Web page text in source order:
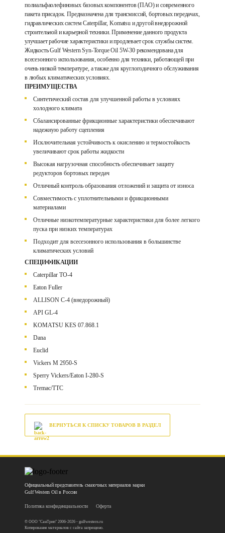
полиальфаолефиновых базовых компонентов (ПАО) и современного
пакета присадок. Предназначена для трансмиссий, бортовых передачах,
гидравлических систем Caterpillar, Komatsu и другой внедорожной
строительной и карьерной техники. Применение данного продукта
улучшает рабочие характеристики и продлевает срок службы систем.
Жидкость Gulf Western Syn-Torque Oil 5W-30 рекомендована для
всесезонного использования, особенно для техники, работающей при
очень низкой температуре, а также для круглогодичного обслуживания
в любых климатических условиях.
ПРЕИМУЩЕСТВА
Синтетический состав для улучшенной работы в условиях
холодного климата
Сбалансированные фрикционные характеристики обеспечивают
надежную работу сцепления
Исключительная устойчивость к окислению и термостойкость
увеличивают срок работы жидкости
Высокая нагрузочная способность обеспечивает защиту
редукторов бортовых передач
Отличный контроль образования отложений и защита от износа
Совместимость с уплотнительными и фрикционными
материалами
Отличные низкотемпературные характеристики для более легкого
пуска при низких температурах
Подходит для всесезонного использования в большинстве
климатических условий
СПЕЦИФИКАЦИИ
Caterpillar TO-4
Eaton Fuller
ALLISON C-4 (внедорожный)
API GL-4
KOMATSU KES 07.868.1
Dana
Euclid
Vickers M 2950-S
Sperry Vickers/Eaton I-280-S
Tremac/TTC
ВЕРНУТЬСЯ К СПИСКУ ТОВАРОВ В РАЗДЕЛ
Официальный представитель смазочных материалов марки
Gulf Western Oil в России
Политика конфиденциальности Оферта
© ООО "СанТрип" 2006-2026 - gulfwestern.ru
Копирование материалов с сайта запрещено.